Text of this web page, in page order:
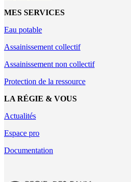
MES SERVICES
Eau potable
Assainissement collectif
Assainissement non collectif
Protection de la ressource
LA RÉGIE & VOUS
Actualités
Espace pro
Documentation